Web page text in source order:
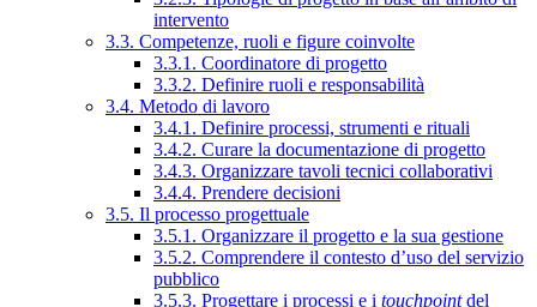
intervento
3.3. Competenze, ruoli e figure coinvolte
3.3.1. Coordinatore di progetto
3.3.2. Definire ruoli e responsabilità
3.4. Metodo di lavoro
3.4.1. Definire processi, strumenti e rituali
3.4.2. Curare la documentazione di progetto
3.4.3. Organizzare tavoli tecnici collaborativi
3.4.4. Prendere decisioni
3.5. Il processo progettuale
3.5.1. Organizzare il progetto e la sua gestione
3.5.2. Comprendere il contesto d’uso del servizio
pubblico
3.5.3. Progettare i processi e i touchpointdel